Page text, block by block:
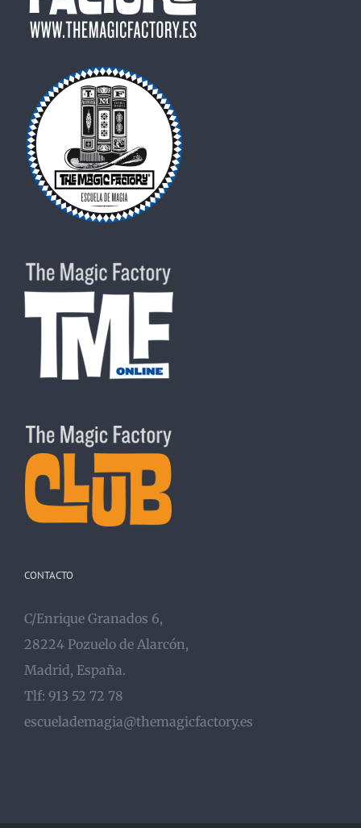
CONTACTO
C/Enrique Granados 6,
28224 Pozuelo de Alarcón,
Madrid, España.
Tlf: 913 52 72 78
escuelademagia@themagicfactory.es